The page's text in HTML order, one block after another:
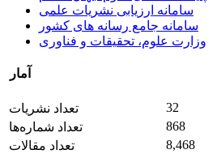
سامانه ارزیابی نشریات علمی
سامانه جامع رسانه های کشور
وزارت علوم، تحقیقات و فناوری
آمار
تعداد نشریات
32
تعداد شماره‌ها
868
تعداد مقالات
8,468